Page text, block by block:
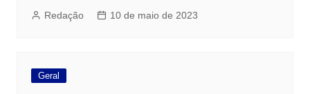
Redação 10 de maio de 2023
Geral